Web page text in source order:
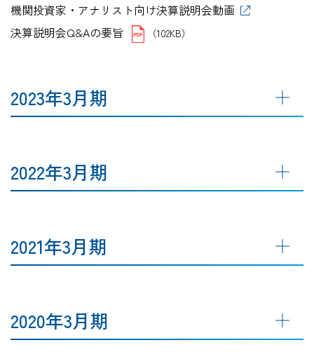
機関投資家・アナリスト向け決算説明会動画
決算説明会Q&Aの要旨
（102KB）
2023年3月期
2022年3月期
2021年3月期
2020年3月期